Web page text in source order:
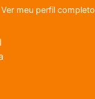
Ver meu perfil completo